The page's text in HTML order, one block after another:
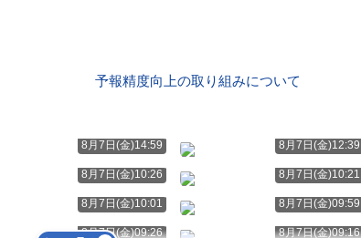
予報精度向上の取り組みについて
8月7日(金)14:59 8月7日(金)12:39
8月7日(金)10:26 8月7日(金)10:21
8月7日(金)10:01 8月7日(金)09:59
8月7日(金)09:26 8月7日(金)09:16